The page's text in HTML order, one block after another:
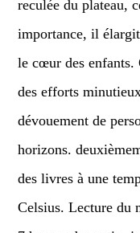
reculée du plateau,
importance, il
le cœur des
des efforts
dévouement de
horizons.
des livres à une
Celsius. Lecture du